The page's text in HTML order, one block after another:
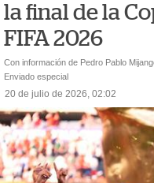
la final de la
FIFA 2026
Con información de Pedro Pablo
Enviado especial
20 de julio de 2026, 02:02